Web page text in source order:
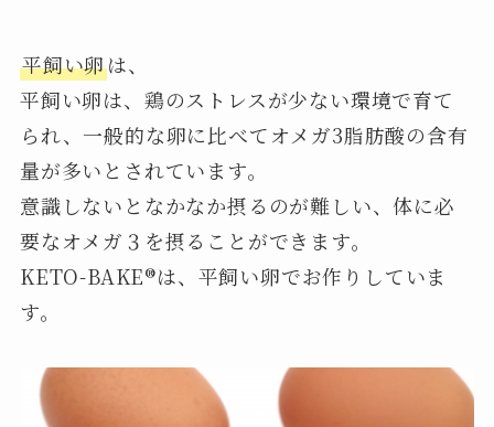
平飼い卵は、
平飼い卵は、鶏のストレスが少ない環境で育て
られ、一般的な卵に比べてオメガ3脂肪酸の含有
量が多いとされています。
意識しないとなかなか摂るのが難しい、体に必
要なオメガ３を摂ることができます。
KETO-BAKE®︎は、平飼い卵でお作りしていま
す。